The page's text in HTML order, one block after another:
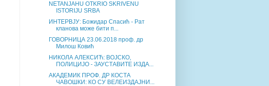
NETANJAHU OTKRIO SKRIVENU
ISTORIJU SRBA
ИНТЕРВЈУ: Божидар Спасић - Рат
кланова може бити п...
ГОВОРНИЦА 23.06.2018 проф. др
Милош Ковић
НИКОЛА АЛЕКСИЋ: ВОЈСКО,
ПОЛИЦИЈО - ЗАУСТАВИТЕ ИЗДА...
АКАДЕМИК ПРОФ. ДР КОСТА
ЧАВОШКИ: КО СУ ВЕЛЕИЗДАЈНИ...